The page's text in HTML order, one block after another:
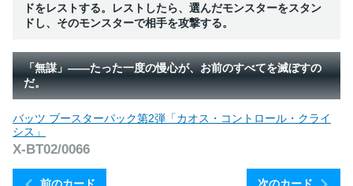
ドをレストする。レストしたら、選んだモンスターをスタン
ドし、そのモンスターで相手を攻撃する。
「無謀」――たった一度の慢心が、お前のすべてを滅ぼすの
だ。
バッツ ブースターパック第2弾「カオス・コントロール・クライ
シス」
X-BT02/0066